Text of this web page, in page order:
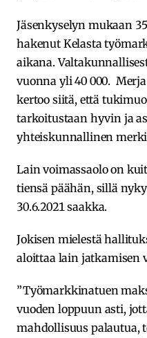
Jäsenkyselyn mukaan
hakenut Kelasta
aikana.
vuonna yli 40 000.
kertoo siitä, että
tarkoitustaan hyvin ja
yhteiskunnallinen
Lain voimassaolo on
tiensä päähän, sillä
30.6.2021 saakka.
Jokisen mielestä
aloittaa lain jatkamisen
”Työmarkkinatuen
vuoden loppuun asti,
mahdollisuus palautua,